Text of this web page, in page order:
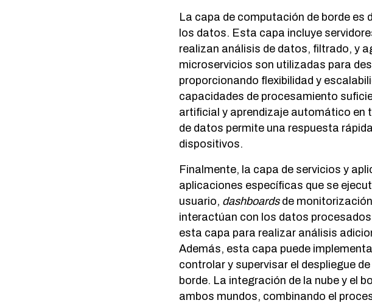
La capa de computación de borde es
los datos. Esta capa incluye
realizan análisis de datos, filtrado, y
microservicios son utilizadas para
proporcionando flexibilidad y
capacidades de procesamiento
artificial y aprendizaje automático en
de datos permite una respuesta
dispositivos.
Finalmente, la capa de servicios y
aplicaciones específicas que se
usuario, dashboardsde
interactúan con los datos
esta capa para realizar análisis
Además, esta capa puede
controlar y supervisar el despliegue
borde. La integración de la nube y el
ambos mundos, combinando el